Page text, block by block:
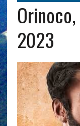
2023